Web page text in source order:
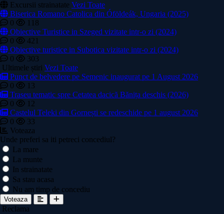
Excursii strainatate Vezi Toate
Biserica Romano Catolica din Óföldeák, Ungaria (2025)
0
118
Obiective Turistice in Szeged vizitate intr-o zi (2024)
0
421
Obiective turistice in Subotica vizitate intr-o zi (2024)
0
303
Ultimele știri Vezi Toate
Punct de belvedere pe Semenic inaugurat pe 1 August 2026
0
13
Traseu tematic spre Cetatea dacică Bănița deschis (2026)
0
12
Castelul Teleki din Gornești se redeschide pe 1 august 2026
0
33
Voteaza
Unde preferi sa iti petreci concediul?
La mare
La munte
In strainatate
Sa stau acasa
Nu am timp de concediu
Voteaza
Reclama